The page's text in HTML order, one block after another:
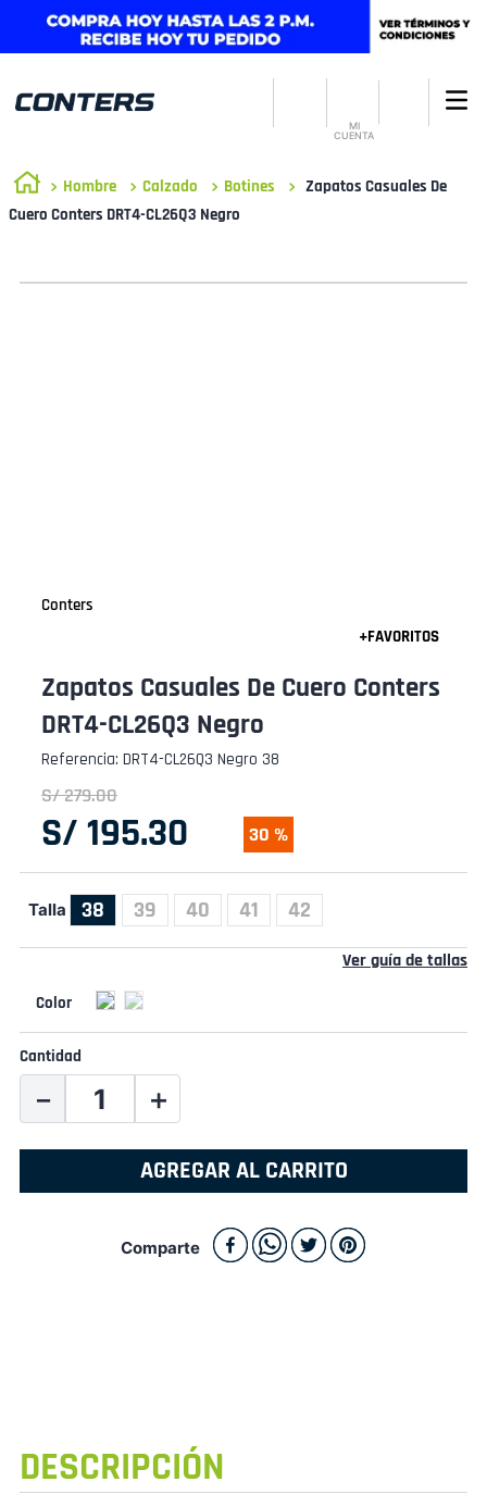
MI
CUENTA
Hombre Calzado Botines
Zapatos Casuales De
Cuero Conters DRT4-CL26Q3 Negro
Conters
Zapatos Casuales De Cuero Conters
DRT4-CL26Q3 Negro
Referencia: DRT4-CL26Q3 Negro 38
S/279.00
S/ 195.30 30 %
Talla 38 39 40 41 42
Ver guía de tallas
Cantidad
＋
－
AGREGAR AL CARRITO
Comparte
DESCRIPCIÓN